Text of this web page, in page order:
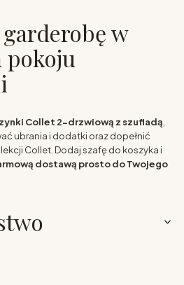
w
pokoju
Collet 2-drzwiową z szufladą
ubrania i dodatki oraz dopełnić
Collet. Dodaj szafę do koszyka i
dostawą prosto do Twojego